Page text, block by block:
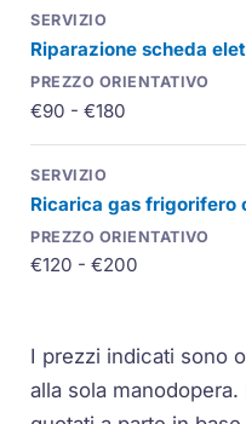
Riparazione scheda
€90 - €180
Ricarica gas frigorifero
€120 - €200
I prezzi indicati sono
alla sola